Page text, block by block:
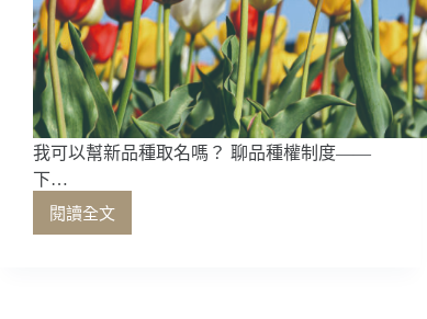
我可以幫新品種取名嗎？ 聊品種權制度——
下…
閱讀全文
我